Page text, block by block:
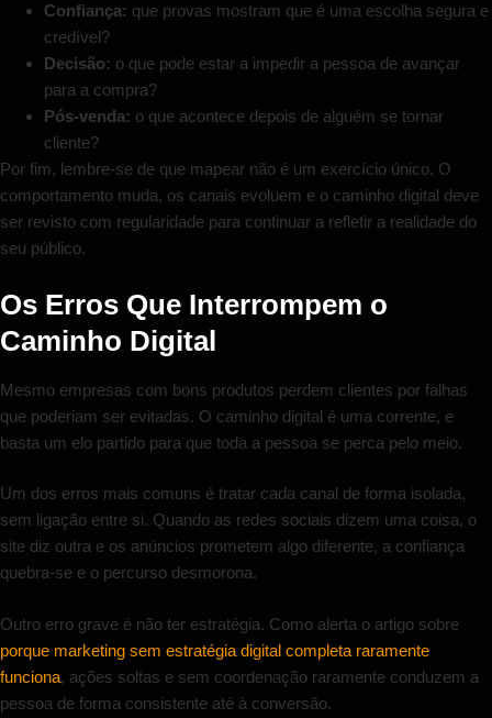
Confiança: que provas mostram que é uma escolha segura e
credível?
Decisão: o que pode estar a impedir a pessoa de avançar
para a compra?
Pós-venda: o que acontece depois de alguém se tornar
cliente?
Por fim, lembre-se de que mapear não é um exercício único. O
comportamento muda, os canais evoluem e o caminho digital deve
ser revisto com regularidade para continuar a refletir a realidade do
seu público.
Os Erros Que Interrompem o
Caminho Digital
Mesmo empresas com bons produtos perdem clientes por falhas
que poderiam ser evitadas. O caminho digital é uma corrente, e
basta um elo partido para que toda a pessoa se perca pelo meio.
Um dos erros mais comuns é tratar cada canal de forma isolada,
sem ligação entre si. Quando as redes sociais dizem uma coisa, o
site diz outra e os anúncios prometem algo diferente, a confiança
quebra-se e o percurso desmorona.
Outro erro grave é não ter estratégia. Como alerta o artigo sobre
porque marketing sem estratégia digital completa raramente
funciona, ações soltas e sem coordenação raramente conduzem a
pessoa de forma consistente até à conversão.